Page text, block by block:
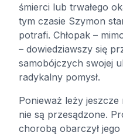
śmierci lub trwałego
tym czasie Szymon
potrafi. Chłopak –
– dowiedziawszy się
samobójczych swojej
radykalny pomysł.
Ponieważ leży
nie są przesądzone.
chorobą obarczył